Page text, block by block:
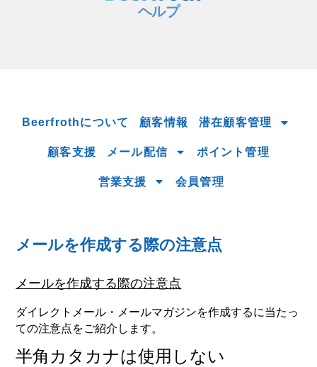
ヘルプ
Beerfrothについて 顧客情報 潜在顧客管理
顧客支援 メール配信 ポイント管理
営業支援 会員管理
メールを作成する際の注意点
メールを作成する際の注意点
ダイレクトメール・メールマガジンを作成するに当たっ
ての注意点をご紹介します。
半角カタカナは使用しない